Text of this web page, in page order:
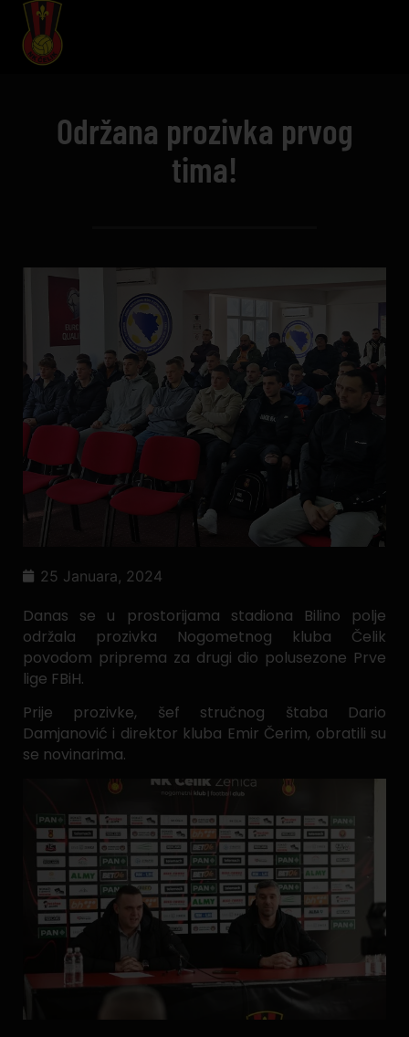
Održana prozivka prvog
tima!
25 Januara, 2024
Danas se u prostorijama stadiona Bilino polje
održala prozivka Nogometnog kluba Čelik
povodom priprema za drugi dio polusezone Prve
lige FBiH.
Prije prozivke, šef stručnog štaba Dario
Damjanović i direktor kluba Emir Čerim, obratili su
se novinarima.